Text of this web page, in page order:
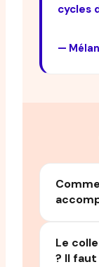
cycles
—
Le
? Il